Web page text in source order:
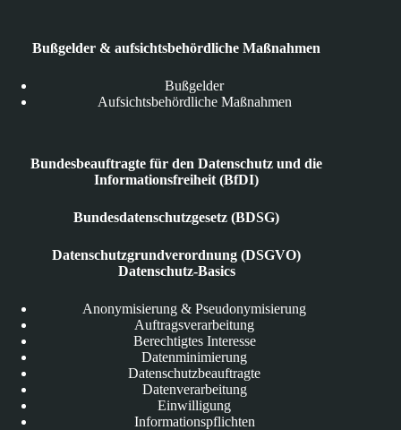
Bußgelder & aufsichtsbehördliche Maßnahmen
Bußgelder
Aufsichtsbehördliche Maßnahmen
Bundesbeauftragte für den Datenschutz und die
Informationsfreiheit (BfDI)
Bundesdatenschutzgesetz (BDSG)
Datenschutzgrundverordnung (DSGVO)
Datenschutz-Basics
Anonymisierung & Pseudonymisierung
Auftragsverarbeitung
Berechtigtes Interesse
Datenminimierung
Datenschutzbeauftragte
Datenverarbeitung
Einwilligung
Informationspflichten